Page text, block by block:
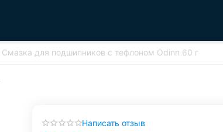
Смазка для подшипников с тефлоном Odinn 60 г
Написать отзыв